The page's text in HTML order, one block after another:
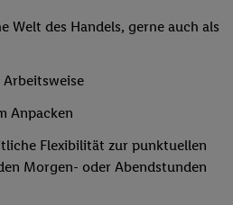
Welt des Handels, gerne auch als
Anpacken
Flexibilität zur punktuellen
Morgen- oder Abendstunden